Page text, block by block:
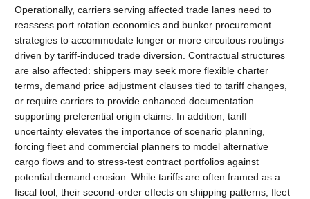
Operationally, carriers serving affected trade lanes need to
reassess port rotation economics and bunker procurement
strategies to accommodate longer or more circuitous routings
driven by tariff-induced trade diversion. Contractual structures
are also affected: shippers may seek more flexible charter
terms, demand price adjustment clauses tied to tariff changes,
or require carriers to provide enhanced documentation
supporting preferential origin claims. In addition, tariff
uncertainty elevates the importance of scenario planning,
forcing fleet and commercial planners to model alternative
cargo flows and to stress-test contract portfolios against
potential demand erosion. While tariffs are often framed as a
fiscal tool, their second-order effects on shipping patterns, fleet